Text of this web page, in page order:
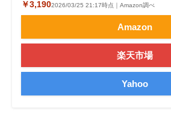
￥3,1902026/03/25 21:17時点｜Amazon調べ
Amazon
楽天市場
Yahoo